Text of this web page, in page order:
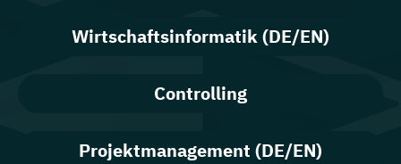
Wirtschaftsinformatik (DE/EN)
Controlling
Projektmanagement (DE/EN)